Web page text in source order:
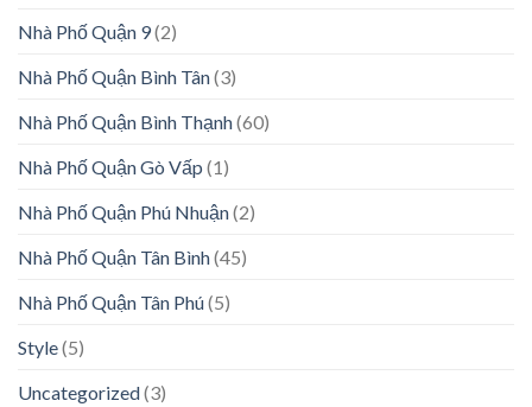
Nhà Phố Quận 9(2)
Nhà Phố Quận Bình Tân(3)
Nhà Phố Quận Bình Thạnh(60)
Nhà Phố Quận Gò Vấp (1)
Nhà Phố Quận Phú Nhuận(2)
Nhà Phố Quận Tân Bình(45)
Nhà Phố Quận Tân Phú(5)
Style(5)
Uncategorized(3)